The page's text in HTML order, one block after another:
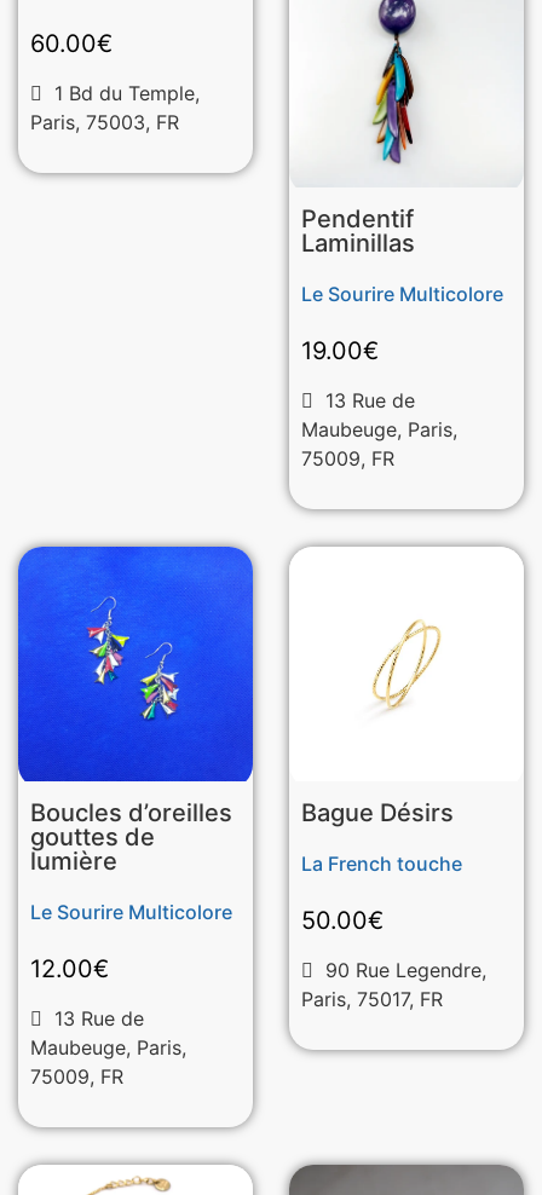
60.00€
1 Bd du Temple,
Paris, 75003, FR
Pendentif
Laminillas
Le Sourire Multicolore
19.00€
13 Rue de
Maubeuge, Paris,
75009, FR
Boucles d’oreilles
gouttes de
lumière
Le Sourire Multicolore
12.00€
13 Rue de
Maubeuge, Paris,
75009, FR
Bague Désirs
La French touche
50.00€
90 Rue Legendre,
Paris, 75017, FR